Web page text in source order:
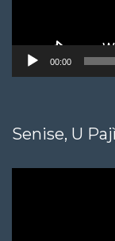
00:00
Senise, U